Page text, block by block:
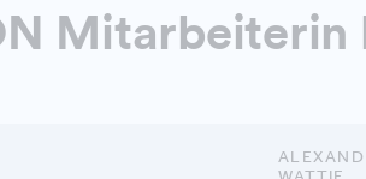
Mitarbeiterin